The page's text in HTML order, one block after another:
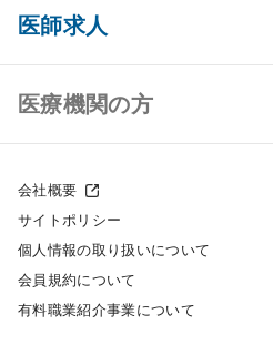
クリニック開業 TOP
クリニック物件検索
クリニックの開業スタイル
クリニック開業までの流れ
開業支援事例
医師求人
医師求人 TOP
常勤求人検索
非常勤求人検索
スポット求人検索
医療機関の方
採用をお考えの医療機関の方
会社概要
サイトポリシー
個人情報の取り扱いについて
会員規約について
有料職業紹介事業について